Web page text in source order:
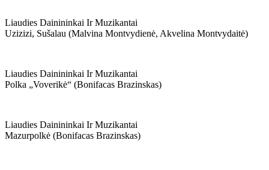
Liaudies Dainininkai Ir Muzikantai
Uzizizi, Sušalau (malvina Montvydienė, Akvelina Montvydaitė)
Liaudies Dainininkai Ir Muzikantai
Polka „voverikė“ (bonifacas Brazinskas)
Liaudies Dainininkai Ir Muzikantai
Mazurpolkė (bonifacas Brazinskas)